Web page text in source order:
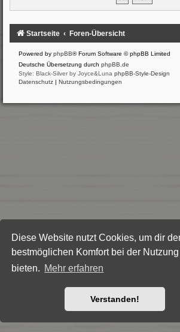
Diese Website nutzt Cookies, um dir
bestmöglichen Komfort bei der Nutzung
bieten. Mehr erfahren
Verstanden!
Startseite Foren-Übersicht
Powered by phpBB® Forum Software © phpBB Limited
Deutsche Übersetzung durch phpBB.de
Style: Black-Silver by Joyce&Luna phpBB-Style-Design
Datenschutz | Nutzungsbedingungen